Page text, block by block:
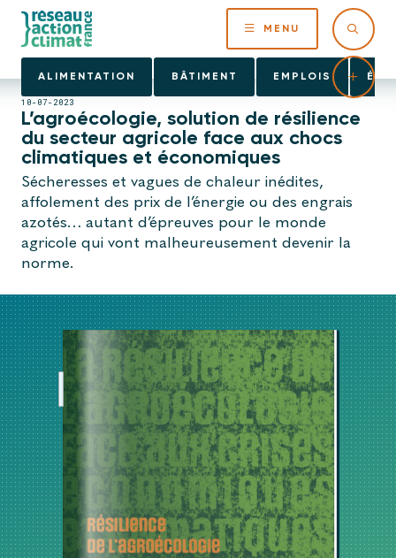
MENU
ALIMENTATION BÂTIMENT EMPLOIS
10-07-2023
L’agroécologie, solution de résilience
du secteur agricole face aux chocs
climatiques et économiques
Sécheresses et vagues de chaleur inédites,
affolement des prix de l’énergie ou des engrais
azotés… autant d’épreuves pour le monde
agricole qui vont malheureusement devenir la
norme.